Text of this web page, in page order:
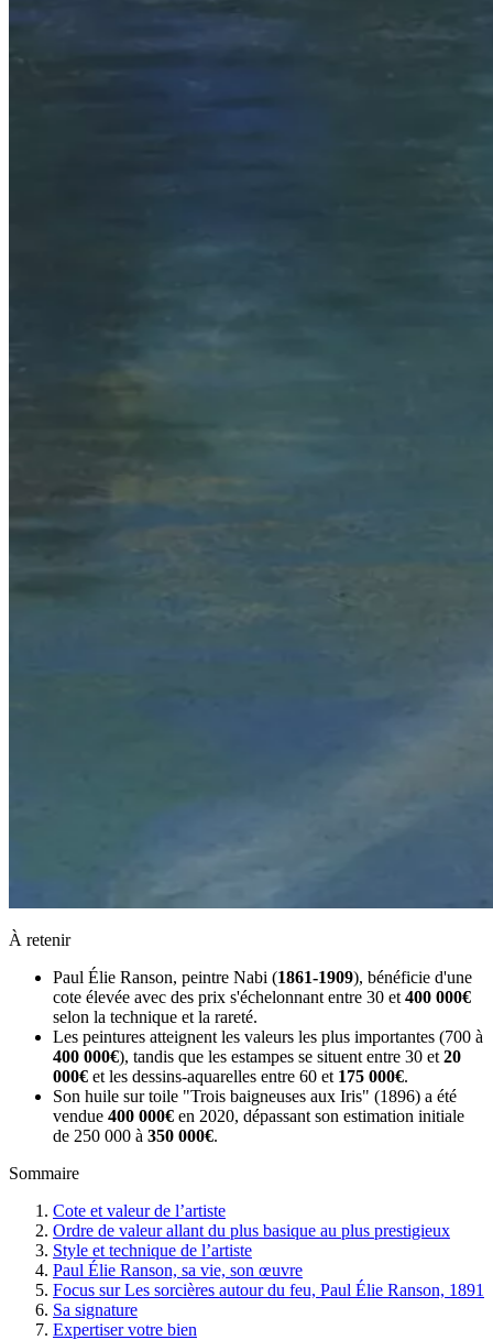
À retenir
Paul Élie Ranson, peintre Nabi (1861-1909), bénéficie d'une
cote élevée avec des prix s'échelonnant entre 30 et 400 000€
selon la technique et la rareté.
Les peintures atteignent les valeurs les plus importantes (700 à
400 000€), tandis que les estampes se situent entre 30 et 20
000€ et les dessins-aquarelles entre 60 et 175 000€.
Son huile sur toile "Trois baigneuses aux Iris" (1896) a été
vendue 400 000€ en 2020, dépassant son estimation initiale
de 250 000 à 350 000€.
Sommaire
Cote et valeur de l’artiste
Ordre de valeur allant du plus basique au plus prestigieux
Style et technique de l’artiste
Paul Élie Ranson, sa vie, son œuvre
Focus sur Les sorcières autour du feu, Paul Élie Ranson, 1891
Sa signature
Expertiser votre bien